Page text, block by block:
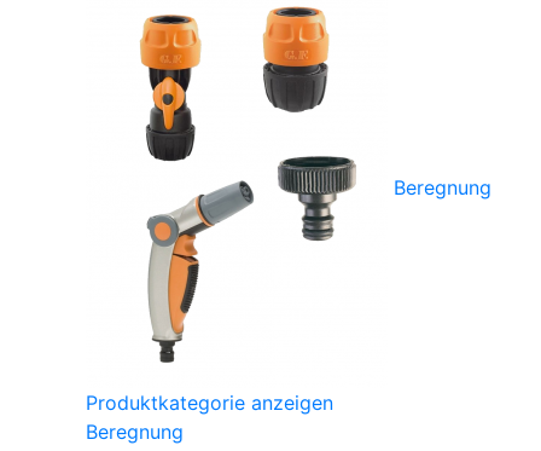
Beregnung
Produktkategorie anzeigen
Beregnung